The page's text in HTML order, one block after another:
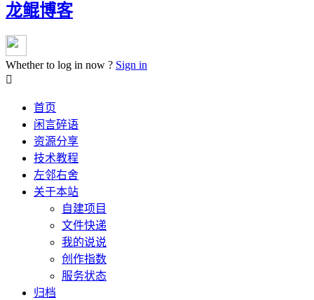
龙鲲博客
Whether to log in now ? Sign in

首页
闲言碎语
资源分享
技术教程
左邻右舍
关于本站
自建项目
文件快递
我的说说
创作指数
服务状态
归档